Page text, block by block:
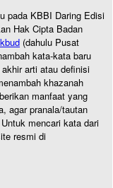
pada KBBI Daring Edisi
Hak Cipta Badan
(dahulu Pusat
kata-kata baru
arti atau definisi
khazanah
manfaat yang
agar pranala/tautan
mencari kata dari
resmi di